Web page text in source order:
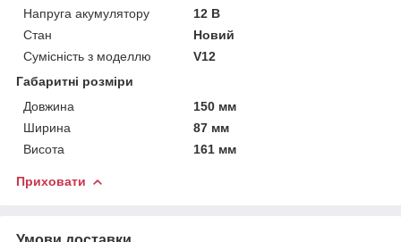
Напруга акумулятору
12 В
Стан
Новий
Сумісність з моделлю
V12
Габаритні розміри
Довжина
150 мм
Ширина
87 мм
Висота
161 мм
Приховати